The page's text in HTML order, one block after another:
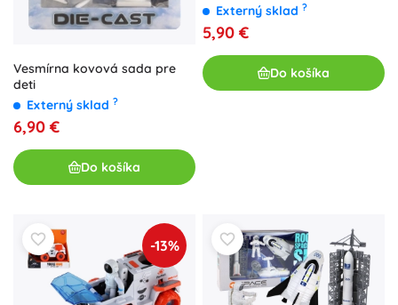
Vesmírna kovová sada pre
deti
Externý sklad ?
6,90 €
Do košíka
Externý sklad ?
5,90 €
Do košíka
-13%